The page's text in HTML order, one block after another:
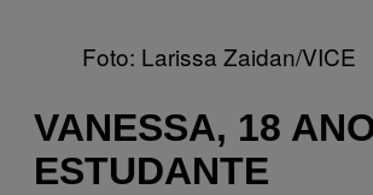
Foto: Larissa Zaidan/VICE
VANESSA, 18
ESTUDANTE